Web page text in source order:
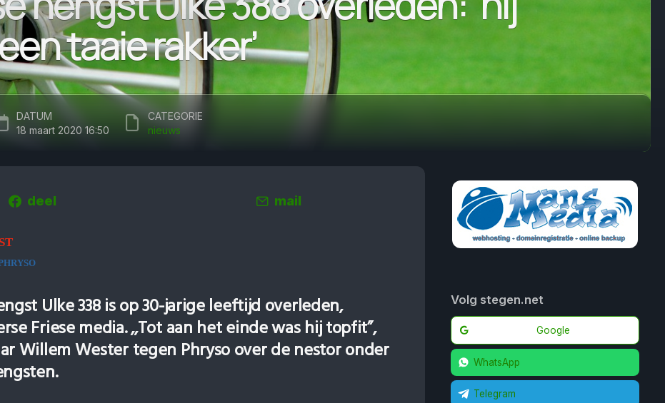
taaie rakker’
DATUM
18 maart 2020 16:50
CATEGORIE
nieuws
deel mail
Ulke 338 is op 30-jarige leeftijd overleden,
Friese media. ,,Tot aan het einde was hij topfit”,
Willem Wester tegen Phryso over de nestor onder
Volg stegen.net
Google
WhatsApp
Telegram